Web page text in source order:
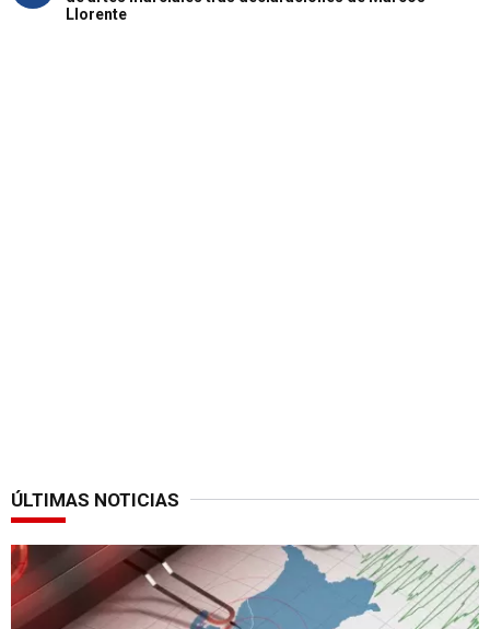
Llorente
ÚLTIMAS NOTICIAS